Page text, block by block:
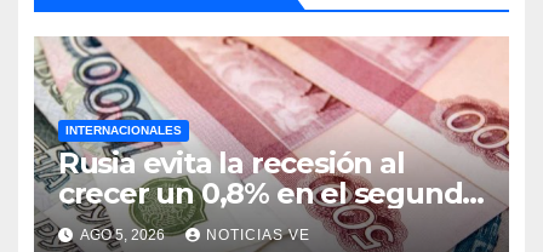
INTERNACIONALES
Rusia evita la recesión al
crecer un 0,8% en el segundo
trimestre
AGO 5, 2026 NOTICIAS VE